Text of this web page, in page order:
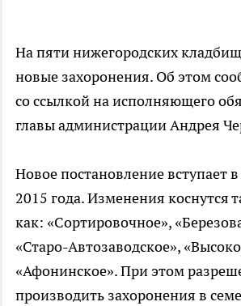
На пяти нижегородских
новые захоронения. Об этом
со ссылкой на исполняющего
главы администрации Андрея
Новое постановление вступает
2015 года. Изменения коснутся
как: «Сортировочное»,
«Старо-Автозаводское»,
«Афонинское». При этом
производить захоронения в